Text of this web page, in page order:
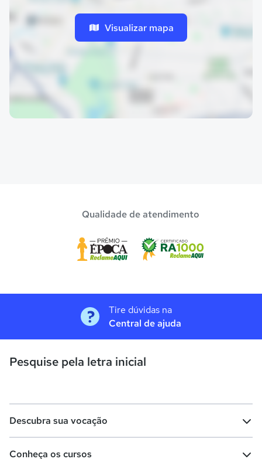
Visualizar mapa
Qualidade de atendimento
Tire dúvidas na
Central de ajuda
Pesquise pela letra inicial
Descubra sua vocação
Conheça os cursos